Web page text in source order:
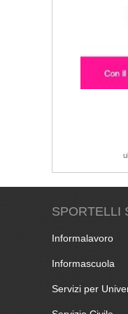
SPORTELLI
Informalavoro
Informascuola
Servizi per